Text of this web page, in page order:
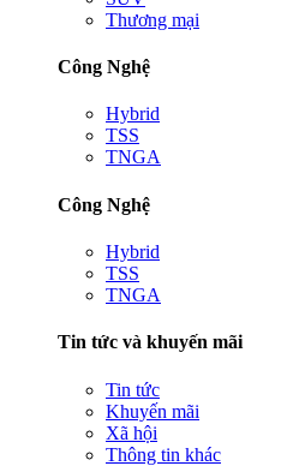
Thương mại
Công Nghệ
Hybrid
TSS
TNGA
Công Nghệ
Hybrid
TSS
TNGA
Tin tức và khuyến mãi
Tin tức
Khuyến mãi
Xã hội
Thông tin khác